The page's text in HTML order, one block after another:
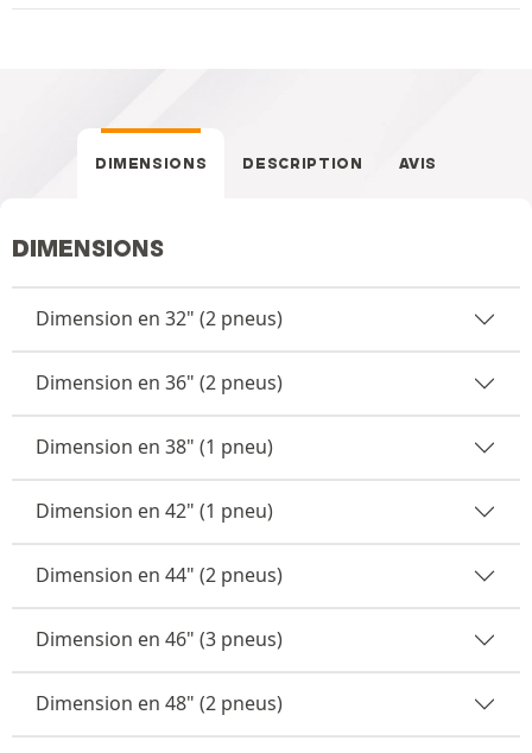
DIMENSIONS DESCRIPTION AVIS
DIMENSIONS
Dimension en 32" (2 pneus)
Dimension en 36" (2 pneus)
Dimension en 38" (1 pneu)
Dimension en 42" (1 pneu)
Dimension en 44" (2 pneus)
Dimension en 46" (3 pneus)
Dimension en 48" (2 pneus)